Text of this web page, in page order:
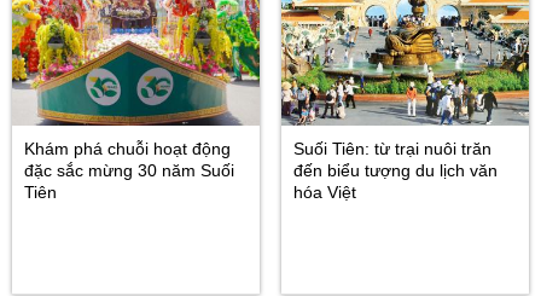
Khám phá chuỗi hoạt động
đặc sắc mừng 30 năm Suối
Tiên
Suối Tiên: từ trại nuôi trăn
đến biểu tượng du lịch văn
hóa Việt